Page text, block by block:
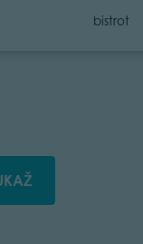
Category
bistrot